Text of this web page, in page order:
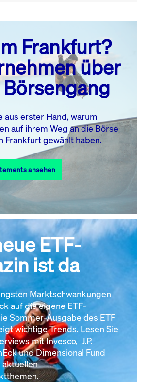
MI. DO. FR. SA. SO.
1
2
5 6 7 8
13 14
19 20 21 22
23
27 28
Alle Events
Frankfurt?
über
aus erster Hand, warum
auf ihrem Weg an die Börse
Frankfurt gewählt haben.
ansehen
ETF-
ist da
Marktschwankungen
auf die eigene ETF-
Sommer-Ausgabe des ETF
wichtige Trends. Lesen Sie
mit Invesco, J.P.
und Dimensional Fund